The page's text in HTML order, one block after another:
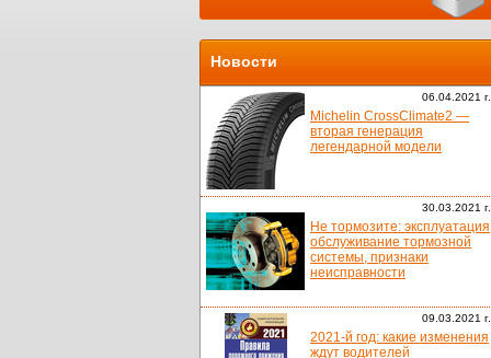
Новости
06.04.2021 г.
Michelin CrossClimate2 —
вторая генерация
легендарной модели
30.03.2021 г.
Не тормозите:
обслуживание тормозной
системы, признаки
неисправности
09.03.2021 г.
2021-й год: какие изменения
ждут водителей